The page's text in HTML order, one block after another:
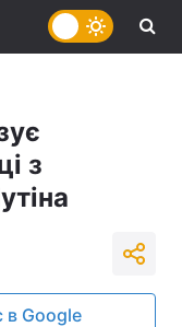
з
в Google